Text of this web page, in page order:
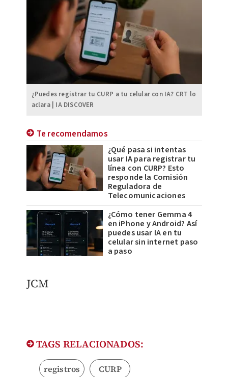
¿Puedes registrar tu CURP a tu celular con IA? CRT lo
aclara | IA DISCOVER
Te recomendamos
¿Qué pasa si intentas
usar IA para registrar tu
línea con CURP? Esto
responde la Comisión
Reguladora de
Telecomunicaciones
¿Cómo tener Gemma 4
en iPhone y Android? Así
puedes usar IA en tu
celular sin internet paso
a paso
JCM
TAGS RELACIONADOS:
registros CURP